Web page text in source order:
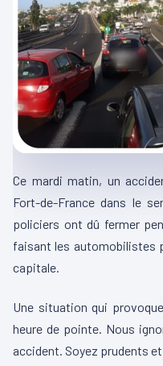
Ce mardi matin, un
Fort-de-France dans le
policiers ont dû fermer
faisant les automobilistes
capitale.
Une situation qui
heure de pointe. Nous
accident. Soyez prudents